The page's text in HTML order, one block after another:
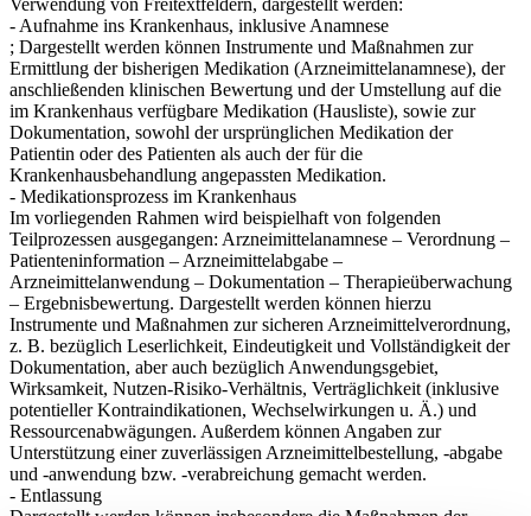
Verwendung von Freitextfeldern, dargestellt werden:
- Aufnahme ins Krankenhaus, inklusive Anamnese
; Dargestellt werden können Instrumente und Maßnahmen zur
Ermittlung der bisherigen Medikation (Arzneimittelanamnese), der
anschließenden klinischen Bewertung und der Umstellung auf die
im Krankenhaus verfügbare Medikation (Hausliste), sowie zur
Dokumentation, sowohl der ursprünglichen Medikation der
Patientin oder des Patienten als auch der für die
Krankenhausbehandlung angepassten Medikation.
- Medikationsprozess im Krankenhaus
Im vorliegenden Rahmen wird beispielhaft von folgenden
Teilprozessen ausgegangen: Arzneimittelanamnese – Verordnung –
Patienteninformation – Arzneimittelabgabe –
Arzneimittelanwendung – Dokumentation – Therapieüberwachung
– Ergebnisbewertung. Dargestellt werden können hierzu
Instrumente und Maßnahmen zur sicheren Arzneimittelverordnung,
z. B. bezüglich Leserlichkeit, Eindeutigkeit und Vollständigkeit der
Dokumentation, aber auch bezüglich Anwendungsgebiet,
Wirksamkeit, Nutzen-Risiko-Verhältnis, Verträglichkeit (inklusive
potentieller Kontraindikationen, Wechselwirkungen u. Ä.) und
Ressourcenabwägungen. Außerdem können Angaben zur
Unterstützung einer zuverlässigen Arzneimittelbestellung, -abgabe
und -anwendung bzw. -verabreichung gemacht werden.
- Entlassung